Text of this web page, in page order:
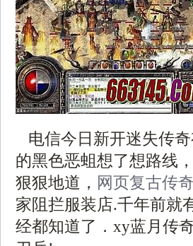
电信今日新开迷失传
的黑色恶蛆想了想路线
狠狠地道， 网页复古传奇
家阻拦服装店.千年前就
经都知道了．xy蓝月传